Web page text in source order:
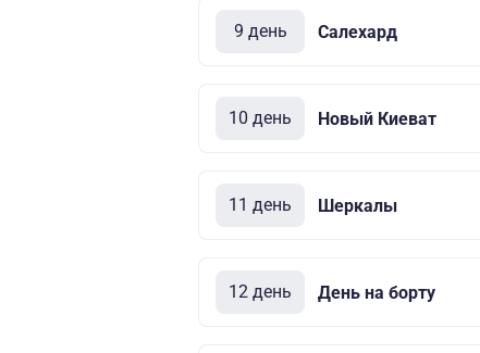
9 день Салехард
10 день Новый Киеват
11 день Шеркалы
12 день День на борту